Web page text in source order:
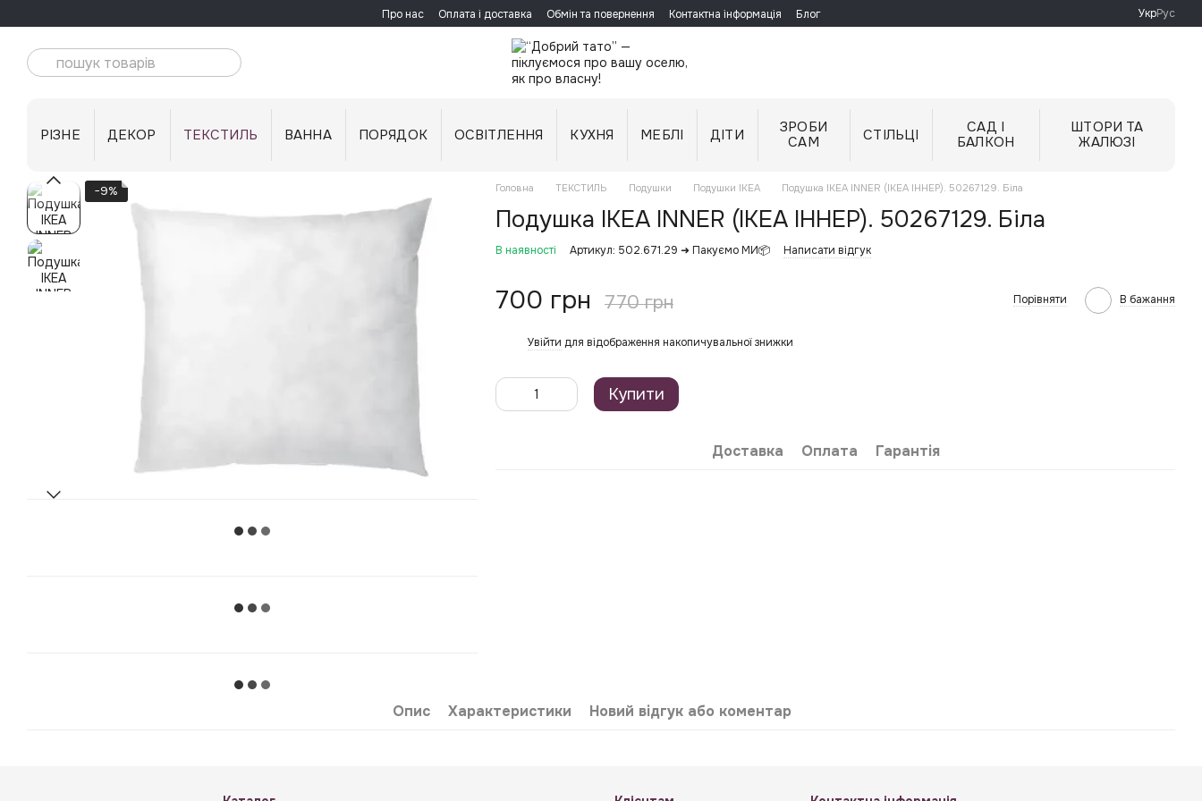
Про нас Оплата і доставка Обмін та повернення Контактна інформація Блог УкрРус
РІЗНЕ ДЕКОР ТЕКСТИЛЬ ВАННА ПОРЯДОК ОСВІТЛЕННЯ КУХНЯ МЕБЛІ ДІТИ
ЗРОБИ
САМ
СТІЛЬЦІ
САД І
БАЛКОН
ШТОРИ ТА
ЖАЛЮЗІ
−9% Головна ТЕКСТИЛЬ Подушки Подушки IKEA Подушка IKEA INNER (ІКЕА ІННЕР). 50267129. Біла
Подушка IKEA INNER (ІКЕА ІННЕР). 50267129. Біла
В наявності Артикул: 502.671.29 ➜ Пакуємо МИ📦 Написати відгук
700 грн 770 грн Порівняти В бажання
Увійти для відображення накопичувальної знижки
Купити
Доставка Оплата Гарантія
Опис Характеристики Новий відгук або коментар